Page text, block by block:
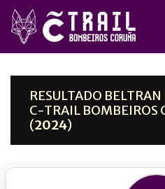
RESULTADO
C-TRAIL BOMBEIROS
(2024)